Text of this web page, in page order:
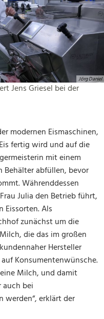
Jörg Daniel
Jens Griesel bei der
modernen Eismaschinen,
fertig wird und auf die
mit einem
Behälter abfüllen, bevor
Währenddessen
Julia den Betrieb führt,
Eissorten. Als
zunächst um die
die das im großen
Hersteller
Konsumentenwünsche.
Milch, und damit
bei
werden“, erklärt der